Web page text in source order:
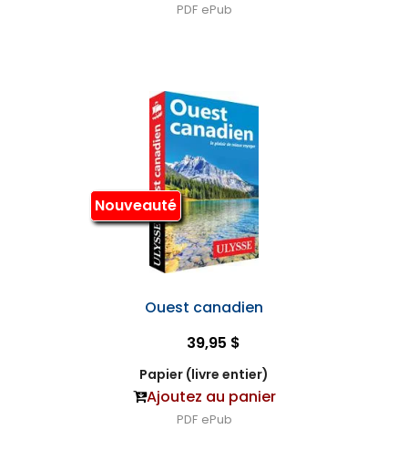
PDF ePub
Nouveauté
Ouest canadien
39,95 $
Papier (livre entier)
Ajoutez au panier
PDF ePub